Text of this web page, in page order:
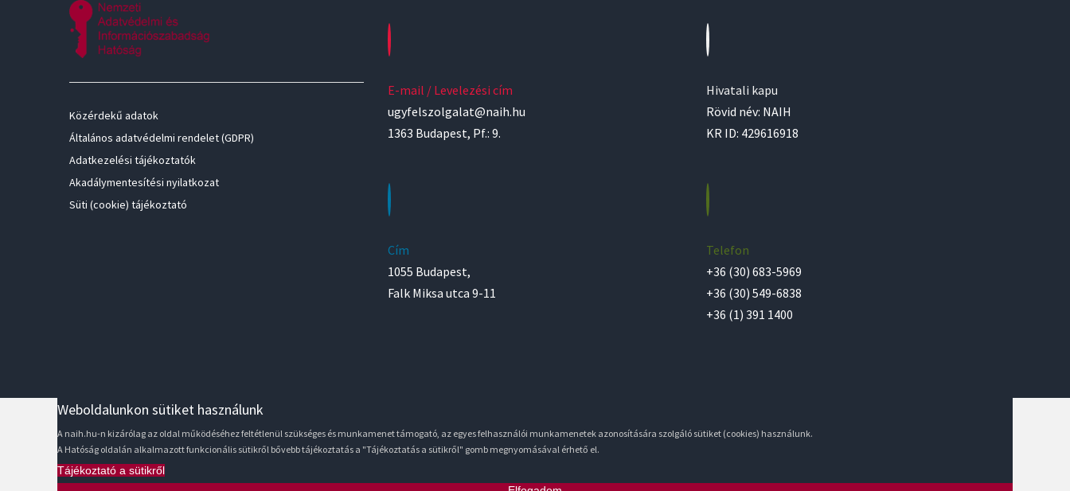
Közérdekű adatok
Általános adatvédelmi rendelet (GDPR)
Adatkezelési tájékoztatók
Akadálymentesítési nyilatkozat
Süti (cookie) tájékoztató
E-mail / Levelezési cím
ugyfelszolgalat@naih.hu
1363 Budapest, Pf.: 9.
Cím
1055 Budapest,
Falk Miksa utca 9-11
Hivatali kapu
Rövid név: NAIH
KR ID: 429616918
Telefon
+36 (30) 683-5969
+36 (30) 549-6838
+36 (1) 391 1400
Weboldalunkon sütiket használunk
A naih.hu-n kizárólag az oldal működéséhez feltétlenül szükséges és munkamenet támogató, az egyes felhasználói munkamenetek azonosítására szolgáló sütiket (cookies) használunk.
A Hatóság oldalán alkalmazott funkcionális sütikről bővebb tájékoztatás a "Tájékoztatás a sütikről" gomb megnyomásával érhető el.
Tájékoztató a sütikről